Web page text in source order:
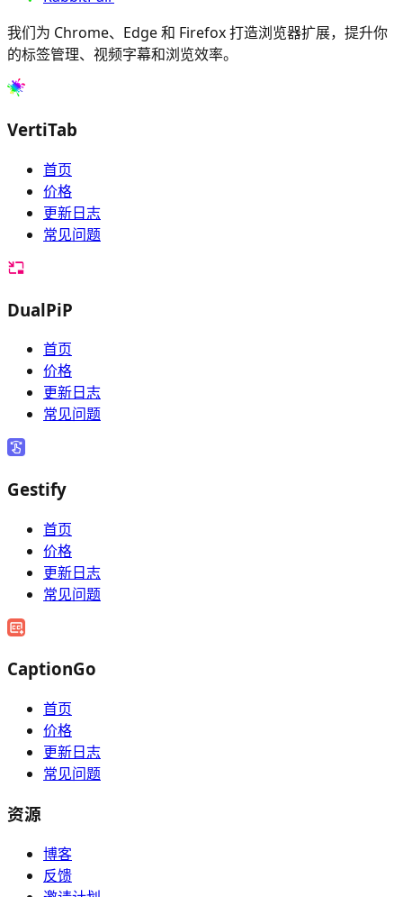
我们为 Chrome、Edge 和 Firefox 打造浏览器扩展，提升你
的标签管理、视频字幕和浏览效率。
VertiTab
首页
价格
更新日志
常见问题
DualPiP
首页
价格
更新日志
常见问题
Gestify
首页
价格
更新日志
常见问题
CaptionGo
首页
价格
更新日志
常见问题
资源
博客
反馈